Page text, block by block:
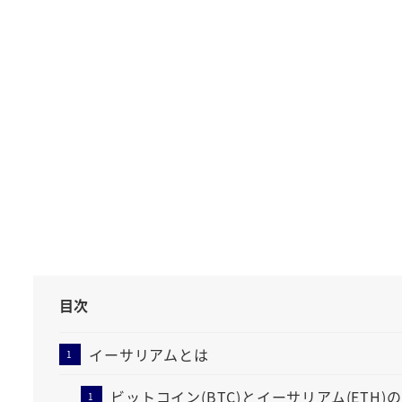
目次
イーサリアムとは
ビットコイン(BTC)とイーサリアム(ETH)